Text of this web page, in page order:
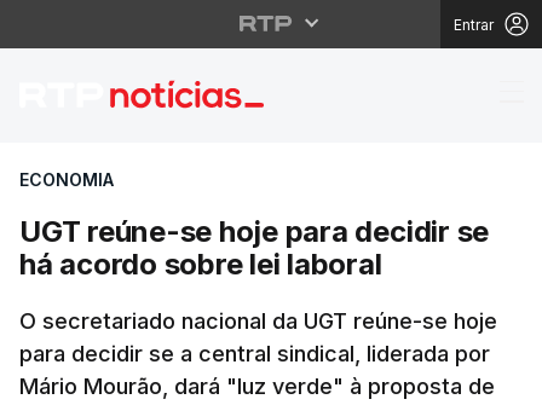
Entrar
UGT reúne-se hoje
ECONOMIA
UGT reúne-se hoje para decidir se
há acordo sobre lei laboral
O secretariado nacional da UGT reúne-se hoje
para decidir se a central sindical, liderada por
Mário Mourão, dará "luz verde" à proposta de